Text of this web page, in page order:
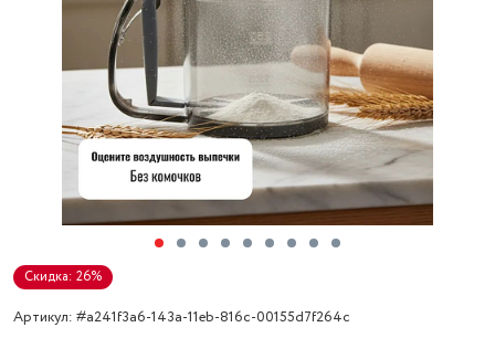
Скидка: 26%
Артикул: #a241f3a6-143a-11eb-816c-00155d7f264c